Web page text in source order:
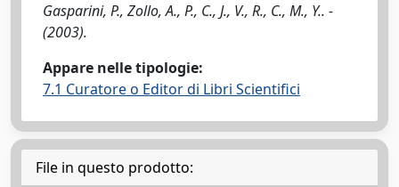
Gasparini, P., Zollo, A., P., C., J., V., R., C., M., Y.. -
(2003).
Appare nelle tipologie:
7.1 Curatore o Editor di Libri Scientifici
File in questo prodotto: